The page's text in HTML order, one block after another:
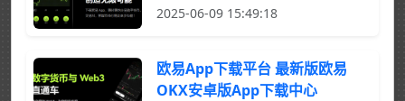
2025-06-09 15:49:18
欧易App下载平台 最新版欧易
OKX安卓版App下载中心